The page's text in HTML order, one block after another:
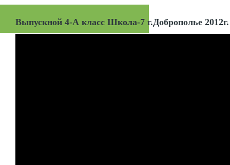
Выпускной 4-А класс Школа-7 г.Доброполье 2012г.